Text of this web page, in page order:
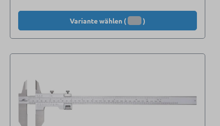
Variante wählen ( )